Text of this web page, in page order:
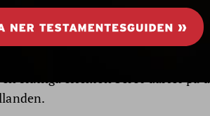
minskar skatten på
när arbetsgivaren drar skatt.
slutliga effekten beror därför på